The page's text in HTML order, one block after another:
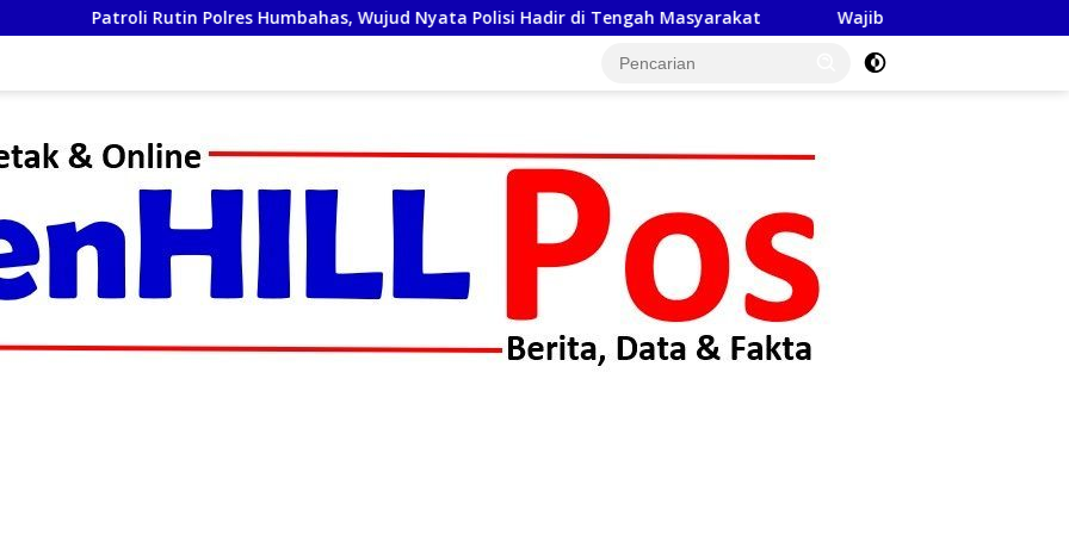
Rutin Polres Humbahas, Wujud Nyata Polisi Hadir di Tengah Masyarakat Wajib Nonton! Aksi Elite Kopaska dan